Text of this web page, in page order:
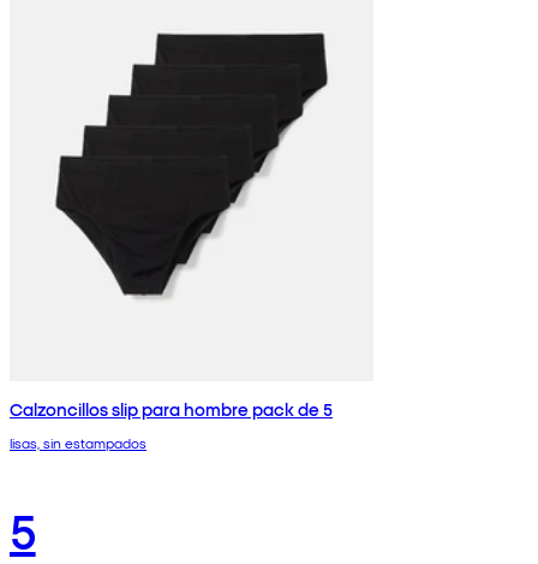
Calzoncillos slip para hombre pack de 5
lisas, sin estampados
5